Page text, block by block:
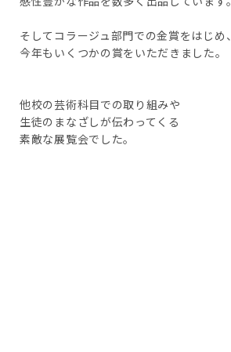
そしてコラージュ部門での金賞をはじめ、
今年もいくつかの賞をいただきました。
他校の芸術科目での取り組みや
生徒のまなざしが伝わってくる
素敵な展覧会でした。